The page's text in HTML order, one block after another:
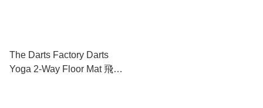
The Darts Factory Darts
Yoga 2-Way Floor Mat 飛鏢